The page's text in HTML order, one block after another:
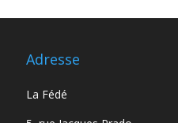
Adresse
La Fédé